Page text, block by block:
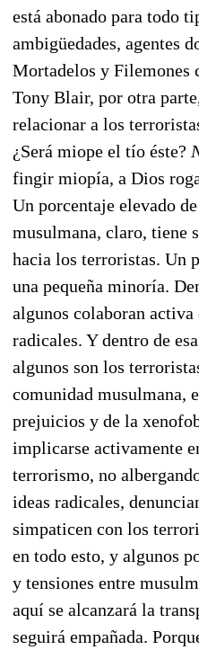
está abonado para todo
ambigüedades, agentes
Mortadelos y Filemones
Tony Blair, por otra
relacionar a los
¿Será miope el tío éste?
fingir miopía, a Dios
Un porcentaje elevado
musulmana, claro, tiene
hacia los terroristas. Un
una pequeña minoría.
algunos colaboran
radicales. Y dentro de
algunos son los
comunidad musulmana,
prejuicios y de la
implicarse activamente
terrorismo, no
ideas radicales,
simpaticen con los
en todo esto, y algunos
y tensiones entre
aquí se alcanzará la
seguirá empañada.